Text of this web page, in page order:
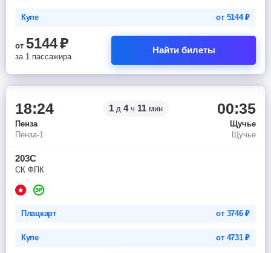
Купе от 5144₽
от 5144₽
за 1 пассажира
Найти билеты
18:24 1д 4ч 11мин 00:35
Пенза
Щучье
Пенза-1
Щучье
203С
СК ФПК
Плацкарт от 3746₽
Купе от 4731₽